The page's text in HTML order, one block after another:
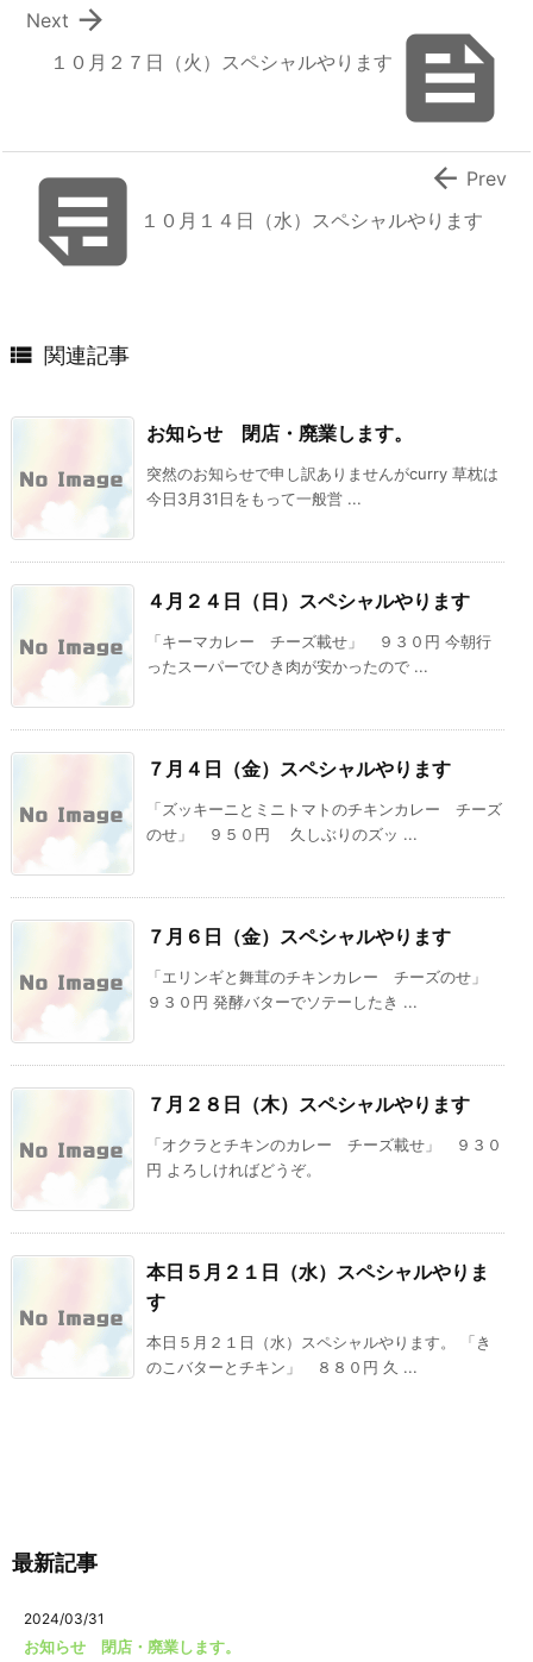

１０月２７日（火）スペシャルやります

Next
 １０月１４日（水）スペシャルやります
 Prev
 関連記事
お知らせ 閉店・廃業します。
突然のお知らせで申し訳ありませんがcurry 草枕は
今日3月31日をもって一般営 ...
４月２４日（日）スペシャルやります
「キーマカレー チーズ載せ」 ９３０円 今朝行
ったスーパーでひき肉が安かったので ...
７月４日（金）スペシャルやります
「ズッキーニとミニトマトのチキンカレー チーズ
のせ」 ９５０円 久しぶりのズッ ...
７月６日（金）スペシャルやります
「エリンギと舞茸のチキンカレー チーズのせ」
９３０円 発酵バターでソテーしたき ...
７月２８日（木）スペシャルやります
「オクラとチキンのカレー チーズ載せ」 ９３０
円 よろしければどうぞ。
本日５月２１日（水）スペシャルやりま
す
本日５月２１日（水）スペシャルやります。 「き
のこバターとチキン」 ８８０円 久 ...
最新記事
2024/03/31
お知らせ 閉店・廃業します。